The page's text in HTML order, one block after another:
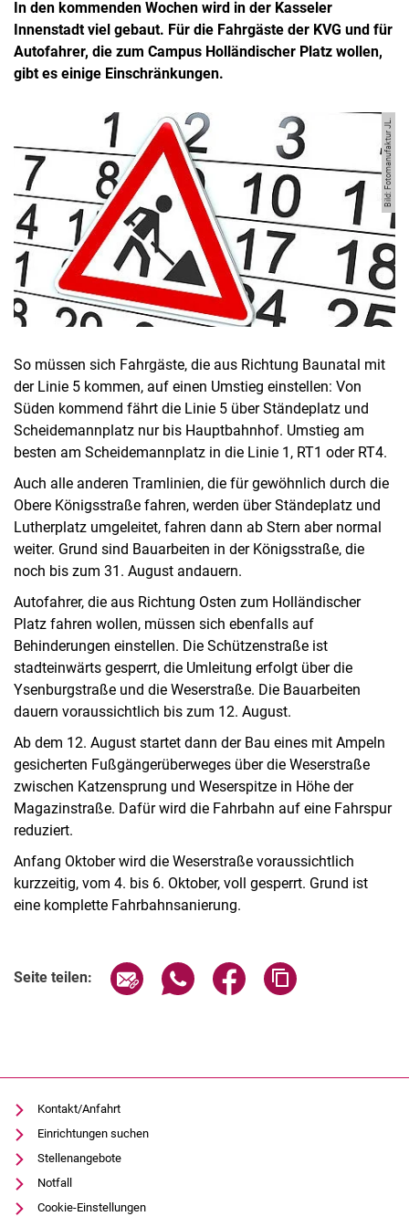
In den kommenden Wochen wird in der Kasseler
Innenstadt viel gebaut. Für die Fahrgäste der KVG und für
Autofahrer, die zum Campus Holländischer Platz wollen,
gibt es einige Einschränkungen.
Bild: Fotomanufaktur JL.
So müssen sich Fahrgäste, die aus Richtung Baunatal mit
der Linie 5 kommen, auf einen Umstieg einstellen: Von
Süden kommend fährt die Linie 5 über Ständeplatz und
Scheidemannplatz nur bis Hauptbahnhof. Umstieg am
besten am Scheidemannplatz in die Linie 1, RT1 oder RT4.
Auch alle anderen Tramlinien, die für gewöhnlich durch die
Obere Königsstraße fahren, werden über Ständeplatz und
Lutherplatz umgeleitet, fahren dann ab Stern aber normal
weiter. Grund sind Bauarbeiten in der Königsstraße, die
noch bis zum 31. August andauern.
Autofahrer, die aus Richtung Osten zum Holländischer
Platz fahren wollen, müssen sich ebenfalls auf
Behinderungen einstellen. Die Schützenstraße ist
stadteinwärts gesperrt, die Umleitung erfolgt über die
Ysenburgstraße und die Weserstraße. Die Bauarbeiten
dauern voraussichtlich bis zum 12. August.
Ab dem 12. August startet dann der Bau eines mit Ampeln
gesicherten Fußgängerüberweges über die Weserstraße
zwischen Katzensprung und Weserspitze in Höhe der
Magazinstraße. Dafür wird die Fahrbahn auf eine Fahrspur
reduziert.
Anfang Oktober wird die Weserstraße voraussichtlich
kurzzeitig, vom 4. bis 6. Oktober, voll gesperrt. Grund ist
eine komplette Fahrbahnsanierung.
Seite teilen: Seite über E-Mail teilen
Seite über WhatsApp teilen
Seite über Facebook
Kontakt/Anfahrt
Einrichtungen suchen
Stellenangebote
Notfall
Cookie-Einstellungen